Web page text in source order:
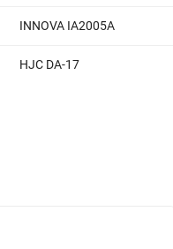
INNOVA IA2005A
HJC DA-17